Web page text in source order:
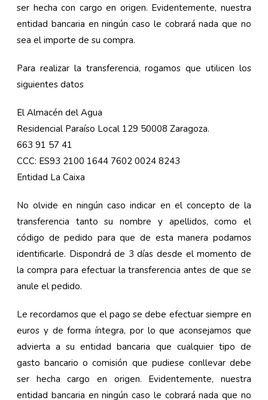
ser hecha con cargo en origen. Evidentemente, nuestra
entidad bancaria en ningún caso le cobrará nada que no
sea el importe de su compra.
Para realizar la transferencia, rogamos que utilicen los
siguientes datos
El Almacén del Agua
Residencial Paraíso Local 129 50008 Zaragoza.
663 91 57 41
CCC: ES93 2100 1644 7602 0024 8243
Entidad La Caixa
No olvide en ningún caso indicar en el concepto de la
transferencia tanto su nombre y apellidos, como el
código de pedido para que de esta manera podamos
identificarle. Dispondrá de 3 días desde el momento de
la compra para efectuar la transferencia antes de que se
anule el pedido.
Le recordamos que el pago se debe efectuar siempre en
euros y de forma íntegra, por lo que aconsejamos que
advierta a su entidad bancaria que cualquier tipo de
gasto bancario o comisión que pudiese conllevar debe
ser hecha cargo en origen. Evidentemente, nuestra
entidad bancaria en ningún caso le cobrará nada que no